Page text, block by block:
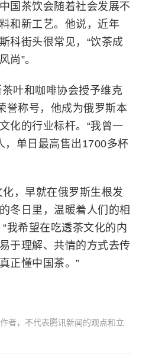
茶饮会随着社会发展不
和新工艺。他说，近年
科街头很常见，“饮茶成
尚”。
和咖啡协会授予维克
誉称号，他成为俄罗斯本
化的行业标杆。“我曾一
，单日最高售出1700多杯
，早就在俄罗斯生根发
冬日里，温暖着人们的相
我希望在吃透茶文化的内
于理解、共情的方式去传
正懂中国茶。”
者，不代表腾讯新闻的观点和立